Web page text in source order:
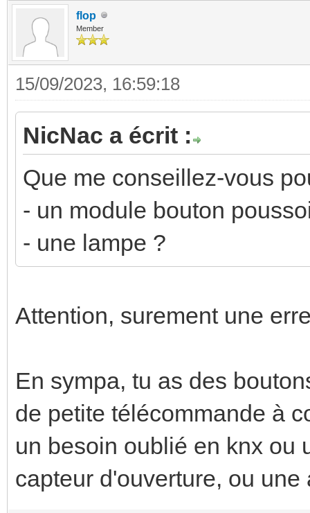
flop
Member
15/09/2023, 16:59:18
NicNac a écrit :
Que me conseillez-vous
- un module bouton
- une lampe ?
Attention, surement une
En sympa, tu as des
de petite télécommande à
un besoin oublié en knx ou
capteur d'ouverture, ou